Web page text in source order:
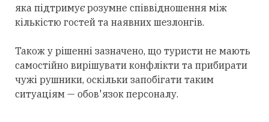
яка підтримує розумне співвідношення між
кількістю гостей та наявних шезлонгів.
Також у рішенні зазначено, що туристи не мають
самостійно вирішувати конфлікти та прибирати
чужі рушники, оскільки запобігати таким
ситуаціям — обов'язок персоналу.